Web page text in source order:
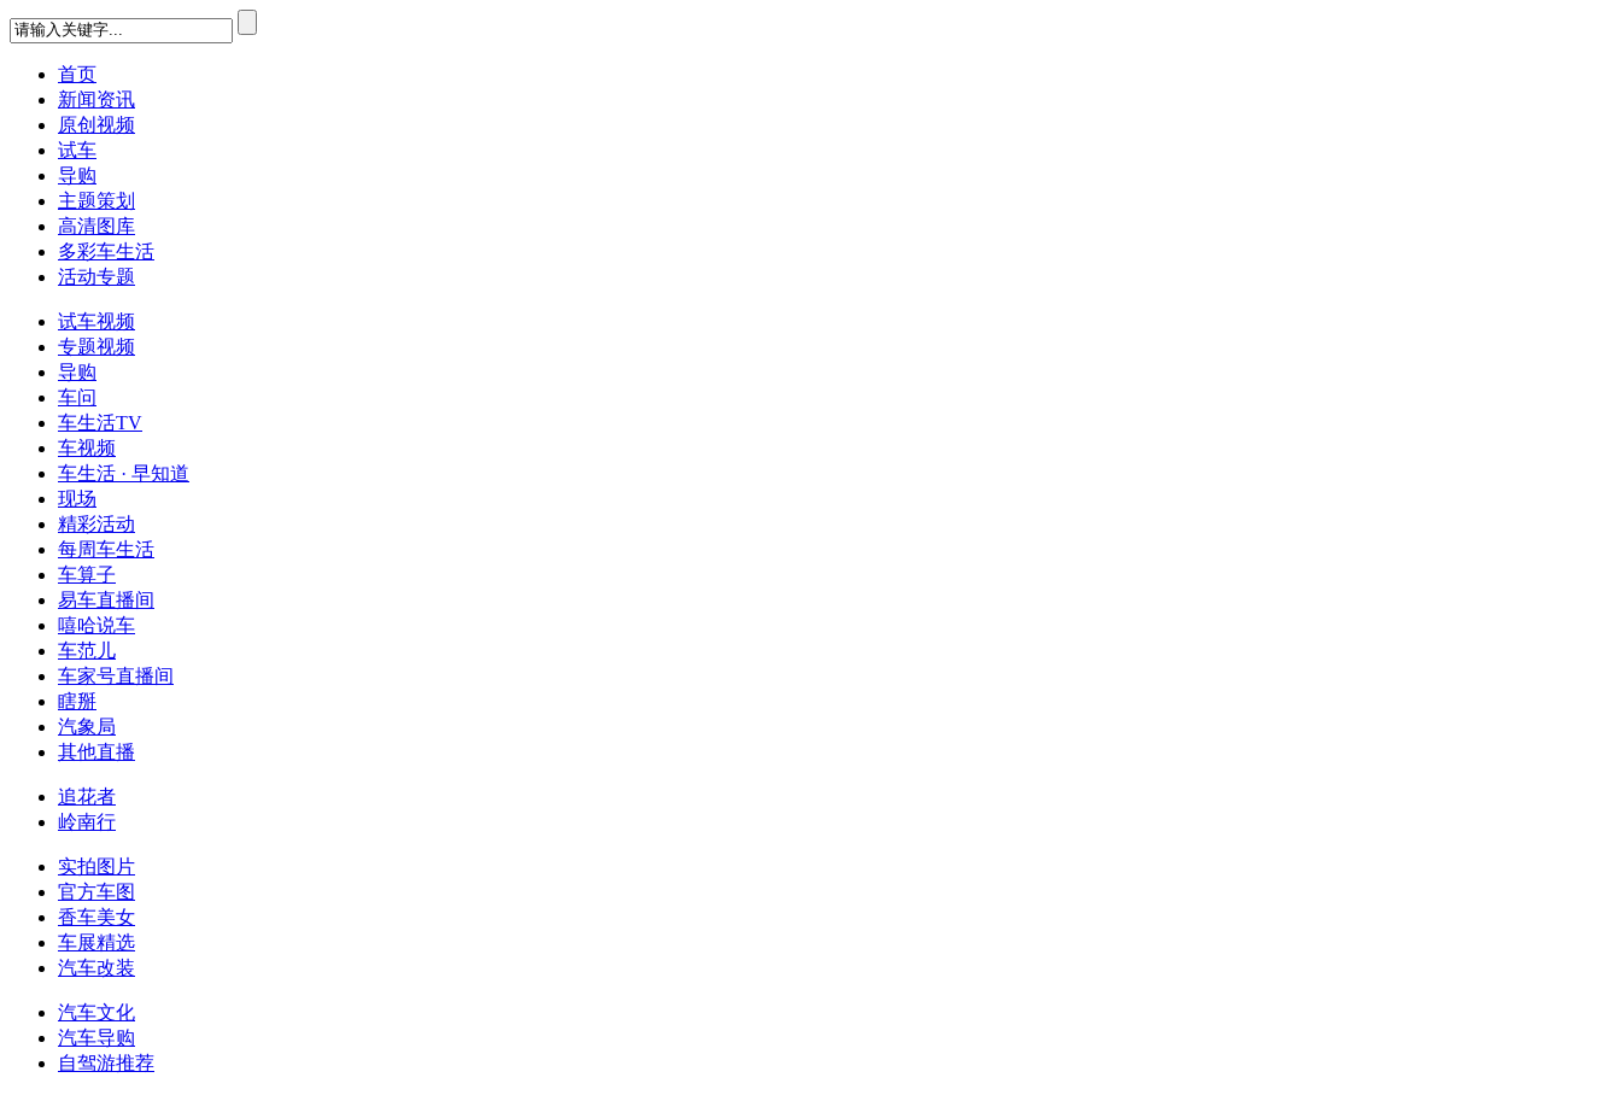
首页
新闻资讯
原创视频
试车
导购
主题策划
高清图库
多彩车生活
活动专题
试车视频
专题视频
导购
车问
车生活TV
车视频
车生活 · 早知道
现场
精彩活动
每周车生活
车算子
易车直播间
嘻哈说车
车范儿
车家号直播间
瞎掰
汽象局
其他直播
追花者
岭南行
实拍图片
官方车图
香车美女
车展精选
汽车改装
汽车文化
汽车导购
自驾游推荐